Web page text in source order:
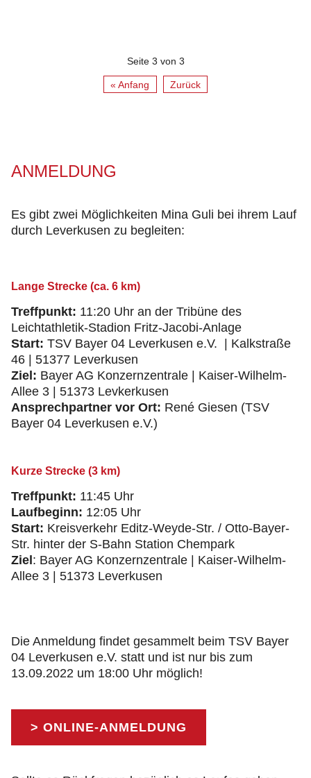
Seite 3 von 3
« Anfang Zurück
ANMELDUNG
Es gibt zwei Möglichkeiten Mina Guli bei ihrem Lauf
durch Leverkusen zu begleiten:
Lange Strecke (ca. 6 km)
Treffpunkt: 11:20 Uhr an der Tribüne des
Leichtathletik-Stadion Fritz-Jacobi-Anlage
Start: TSV Bayer 04 Leverkusen e.V. | Kalkstraße
46 | 51377 Leverkusen
Ziel: Bayer AG Konzernzentrale | Kaiser-Wilhelm-
Allee 3 | 51373 Levkerkusen
Ansprechpartner vor Ort: René Giesen (TSV
Bayer 04 Leverkusen e.V.)
Kurze Strecke (3 km)
Treffpunkt: 11:45 Uhr
Laufbeginn: 12:05 Uhr
Start: Kreisverkehr Editz-Weyde-Str. / Otto-Bayer-
Str. hinter der S-Bahn Station Chempark
Ziel : Bayer AG Konzernzentrale | Kaiser-Wilhelm-
Allee 3 | 51373 Leverkusen
Die Anmeldung findet gesammelt beim TSV Bayer
04 Leverkusen e.V. statt und ist nur bis zum
13.09.2022 um 18:00 Uhr möglich!
> ONLINE-ANMELDUNG